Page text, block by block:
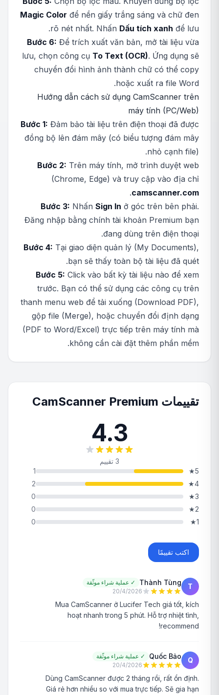
Magic Color để nền giấy trắng sáng và chữ đen
rõ nét nhất. Nhấn Dấu tích xanh để lưu.
Bước 6: Để trích xuất văn bản, mở tài liệu vừa
lưu, chọn công cụ To Text (OCR). Ứng dụng sẽ
chuyển đổi hình ảnh thành chữ có thể copy
hoặc xuất ra file Word.
Hướng dẫn cách sử dụng CamScanner trên
máy tính (PC/Web)
Bước 1: Đảm bảo tài liệu trên điện thoại đã được
đồng bộ lên đám mây (có biểu tượng đám mây
nhỏ cạnh file).
Bước 2: Trên máy tính, mở trình duyệt web
(Chrome, Edge) và truy cập vào địa chỉ
camscanner.com
.
Bước 3: Nhấn Sign In ở góc trên bên phải.
Đăng nhập bằng chính tài khoản Premium bạn
đang dùng trên điện thoại.
Bước 4: Tại giao diện quản lý (My Documents),
bạn sẽ thấy toàn bộ tài liệu đã quét.
Bước 5: Click vào bất kỳ tài liệu nào để xem
trước. Bạn có thể sử dụng các công cụ trên
thanh menu web để tải xuống (Download PDF),
gộp file (Merge), hoặc chuyển đổi định dạng
(PDF to Word/Excel) trực tiếp trên máy tính mà
không cần cài đặt thêm phần mềm.
تقييمات CamScanner Premium
4.3
3 تقييم
5
★
1
4
★
2
3
★
0
2
★
0
1
★
0
اكتب تقييمًا
T
Thành Tùng
✓ عملية شراء موثّقة
20/4/2026
Mua CamScanner ở Lucifer Tech giá tốt, kích
hoạt nhanh trong 5 phút. Hỗ trợ nhiệt tình,
recommend!
Q
Quốc Bảo
✓ عملية شراء موثّقة
20/4/2026
Dùng CamScanner được 2 tháng rồi, rất ổn định.
Giá rẻ hơn nhiều so với mua trực tiếp. Sẽ gia hạn